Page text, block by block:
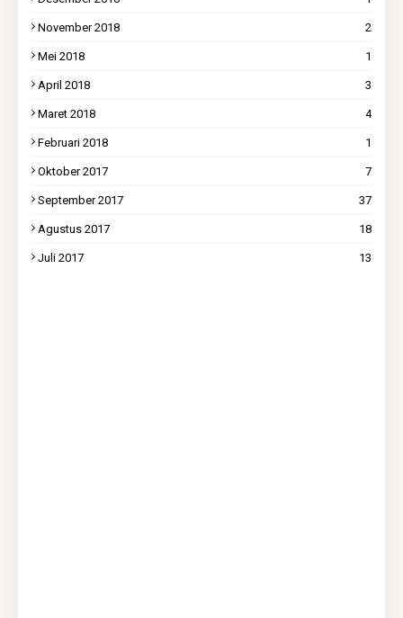
November 2018 2
Mei 2018 1
April 2018 3
Maret 2018 4
Februari 2018 1
Oktober 2017 7
September 2017 37
Agustus 2017 18
Juli 2017 13